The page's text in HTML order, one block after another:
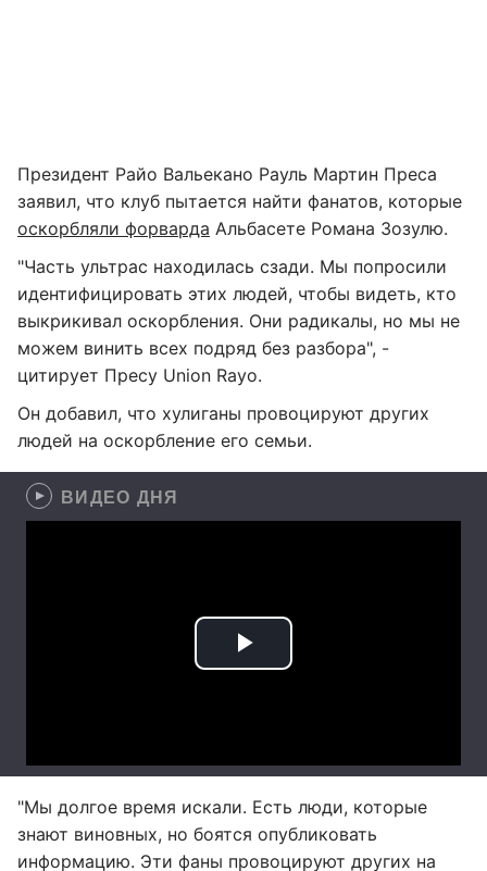
Президент Райо Вальекано Рауль Мартин Преса
заявил, что клуб пытается найти фанатов, которые
оскорбляли форварда Альбасете Романа Зозулю.
"Часть ультрас находилась сзади. Мы попросили
идентифицировать этих людей, чтобы видеть, кто
выкрикивал оскорбления. Они радикалы, но мы не
можем винить всех подряд без разбора", -
цитирует Пресу Union Rayo.
Он добавил, что хулиганы провоцируют других
людей на оскорбление его семьи.
ВИДЕО ДНЯ
"Мы долгое время искали. Есть люди, которые
знают виновных, но боятся опубликовать
информацию. Эти фаны провоцируют других на